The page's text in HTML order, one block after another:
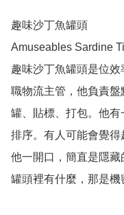
趣味沙丁魚罐頭
Amuseables Sardine
趣味沙丁魚罐頭是位
職物流主管，他負責
罐、貼標、打包。他
排序。有人可能會覺
他一開口，簡直是隱